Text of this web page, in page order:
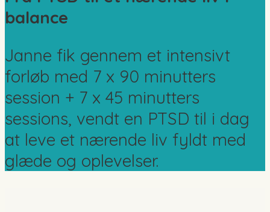
balance
Janne fik gennem et intensivt
forløb med 7 x 90 minutters
session + 7 x 45 minutters
sessions, vendt en PTSD til i dag
at leve et nærende liv fyldt med
glæde og oplevelser.